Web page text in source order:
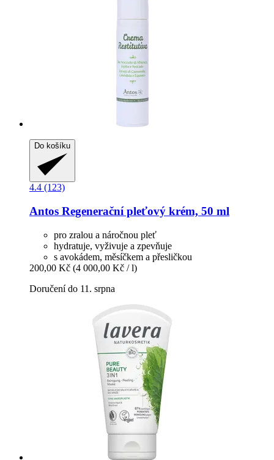
Do košíku
4.4 (123)
Antos Regenerační pleťový krém, 50 ml
pro zralou a náročnou pleť
hydratuje, vyživuje a zpevňuje
s avokádem, měsíčkem a přesličkou
200,00 Kč (4 000,00 Kč / l)
Doručení do 11. srpna